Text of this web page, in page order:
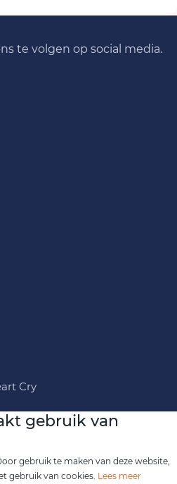
te volgen op social media.
Cry
gebruik van
gebruik te maken van deze website,
gebruik van cookies. Lees meer